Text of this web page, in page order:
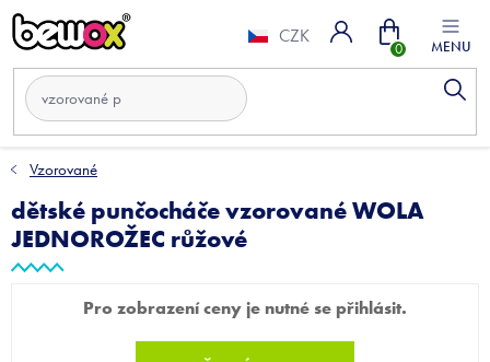
Přejít
na
CZK Nákupní
Vzorované
dětské punčocháče vzorované WOLA
JEDNOROŽEC růžové
Pro zobrazení ceny je nutné se přihlásit.